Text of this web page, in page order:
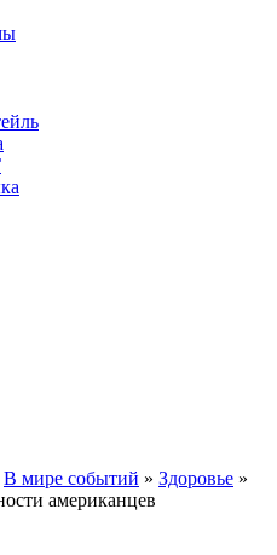
В мире событий » Здоровье »
американцев